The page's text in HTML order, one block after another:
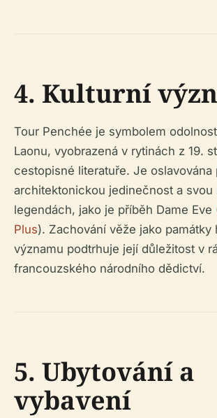
4. Kulturní
Tour Penchée je symbolem
Laonu, vyobrazená v rytinách z 19.
cestopisné literatuře. Je oslavována
architektonickou jedinečnost a svou
legendách, jako je příběh Dame Eve
Plus). Zachování věže jako památky
významu podtrhuje její důležitost v
francouzského národního dědictví.
5. Ubytování a
vybavení